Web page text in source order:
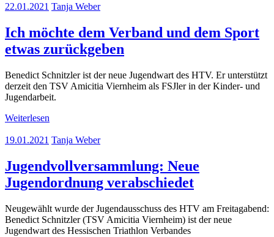
22.01.2021 Tanja Weber
Ich möchte dem Verband und dem Sport
etwas zurückgeben
Benedict Schnitzler ist der neue Jugendwart des HTV. Er unterstützt
derzeit den TSV Amicitia Viernheim als FSJler in der Kinder- und
Jugendarbeit.
Weiterlesen
19.01.2021 Tanja Weber
Jugendvollversammlung: Neue
Jugendordnung verabschiedet
Neugewählt wurde der Jugendausschuss des HTV am Freitagabend:
Benedict Schnitzler (TSV Amicitia Viernheim) ist der neue
Jugendwart des Hessischen Triathlon Verbandes